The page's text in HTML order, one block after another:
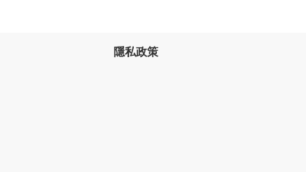
隱私政策